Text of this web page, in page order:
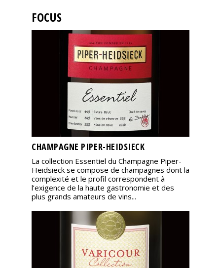
FOCUS
CHAMPAGNE PIPER-HEIDSIECK
La collection Essentiel du Champagne Piper-
Heidsieck se compose de champagnes dont la
complexité et le profil correspondent à
l’exigence de la haute gastronomie et des
plus grands amateurs de vins...